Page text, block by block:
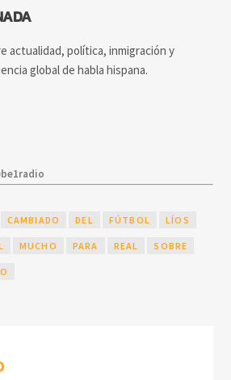
actualidad, política, inmigración y
global de habla hispana.
CAMBIADO DEL FÚTBOL LÍOS
MUCHO PARA REAL SOBRE